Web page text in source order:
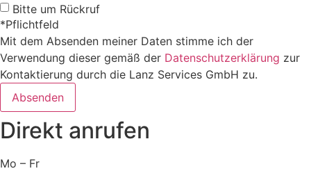
Bitte um Rückruf
*Pflichtfeld
Mit dem Absenden meiner Daten stimme ich der
Verwendung dieser gemäß der Datenschutzerklärung zur
Kontaktierung durch die Lanz Services GmbH zu.
Absenden
Direkt anrufen
Mo – Fr